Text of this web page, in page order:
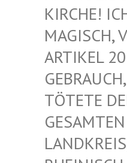
IRCHE! ICH
AGISCH,
RTIKEL 20
EBRAUCH,
ÖTETE DEN
ESAMTEN L
ANDKREIS,